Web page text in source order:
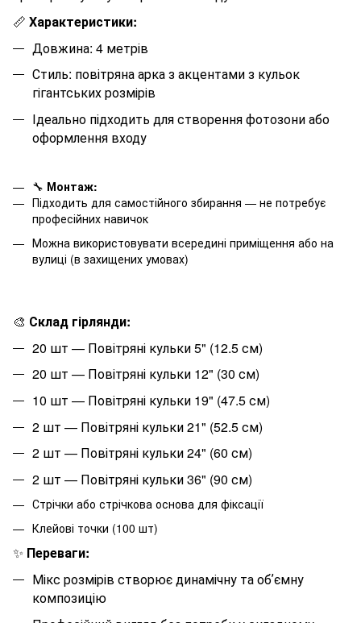
📏 Характеристики:
Довжина: 4 метрів
Стиль: повітряна арка з акцентами з кульок
гігантських розмірів
Ідеально підходить для створення фотозони або
оформлення входу
🔧 Монтаж:
Підходить для самостійного збирання — не потребує
професійних навичок
Можна використовувати всередині приміщення або на
вулиці (в захищених умовах)
🎨 Склад гірлянди:
20 шт — Повітряні кульки 5" (12.5 см)
20 шт — Повітряні кульки 12" (30 см)
10 шт — Повітряні кульки 19" (47.5 см)
2 шт — Повітряні кульки 21" (52.5 см)
2 шт — Повітряні кульки 24" (60 см)
2 шт — Повітряні кульки 36" (90 см)
Стрічки або стрічкова основа для фіксації
Клейові точки (100 шт)
✨ Переваги:
Мікс розмірів створює динамічну та обʼємну
композицію